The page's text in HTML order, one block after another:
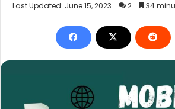
Last Updated: June 15, 2023
2 34